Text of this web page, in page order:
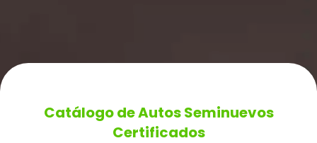
Catálogo de Autos Seminuevos
Certificados